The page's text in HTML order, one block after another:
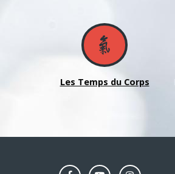
Les Temps du Corps